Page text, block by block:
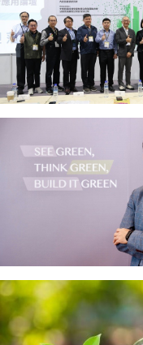
Editor / Provider:編輯部 |